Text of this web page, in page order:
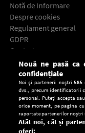
Notă de Informare
Despre cookies
Regulament general
GDPR
Contact
Descarcă gratuit
Nouă ne pasă ca
confidențiale
Noi și partenerii noștri585
dvs., precum identificatorii
personal. Puteți accepta
orice moment, pe pagina
raportate partenerilor noștri
Atât noi, cât și
oferi: